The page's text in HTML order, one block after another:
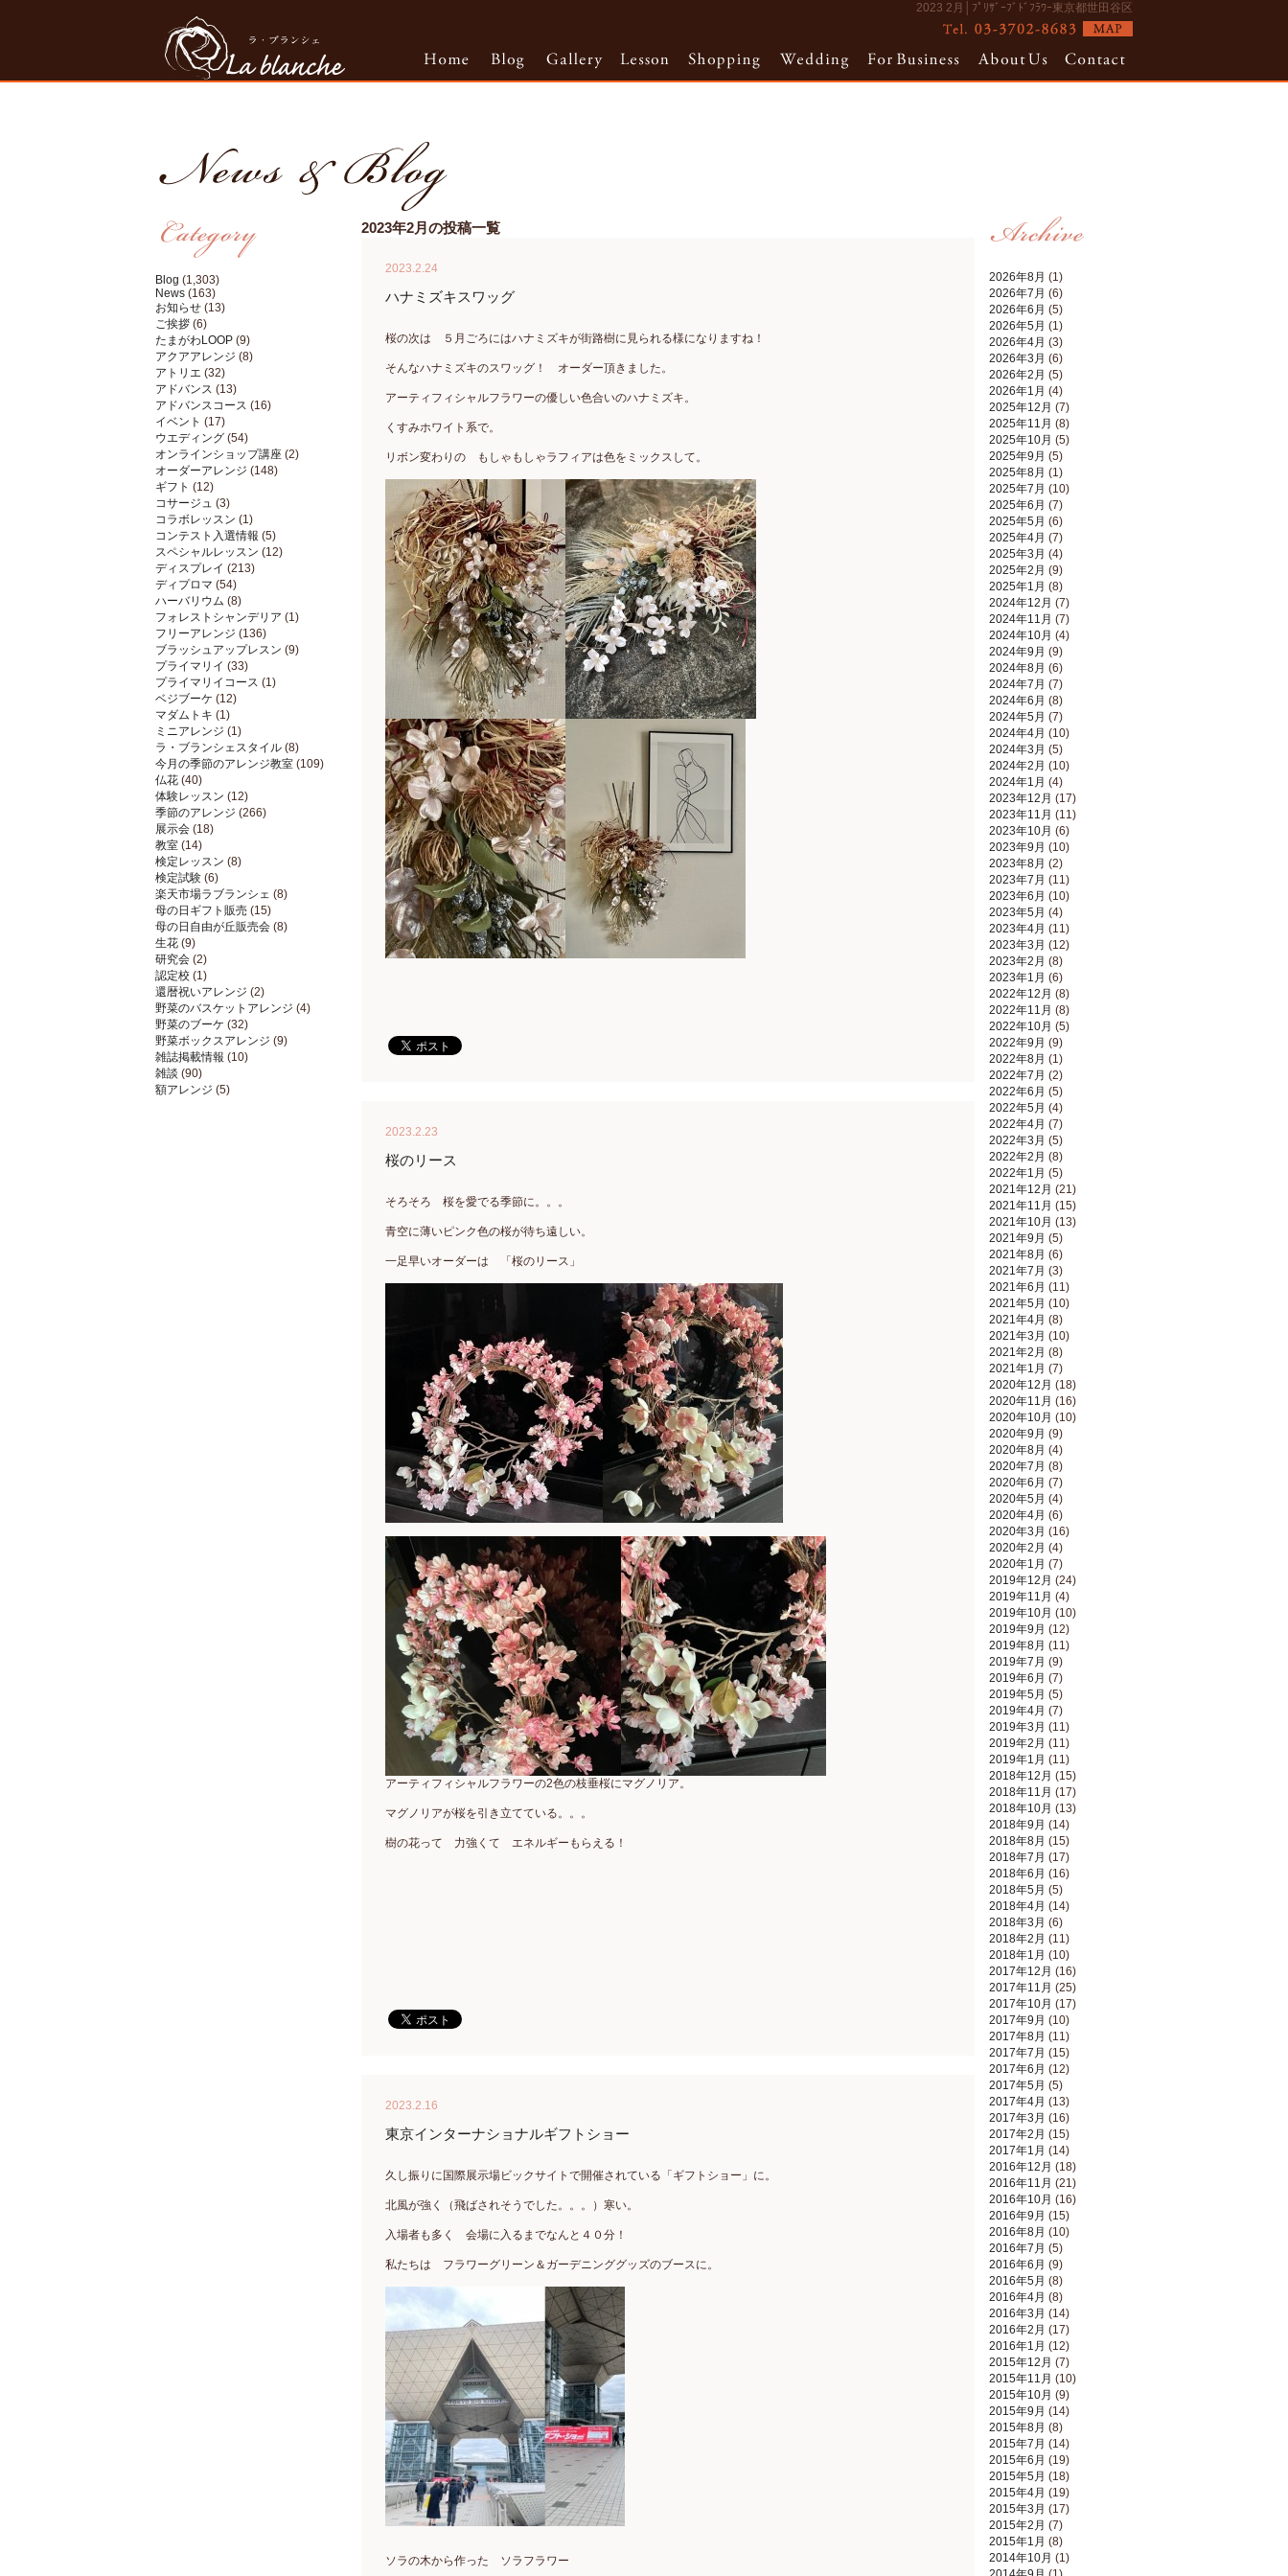
2023 2月│ﾌﾟﾘｻﾞｰﾌﾞﾄﾞﾌﾗﾜｰ東京都世田谷区
Blog (1,303)
News (163)
お知らせ (13)
ご挨拶 (6)
たまがわLOOP (9)
アクアアレンジ (8)
アトリエ (32)
アドバンス (13)
アドバンスコース (16)
イベント (17)
ウエディング (54)
オンラインショップ講座 (2)
オーダーアレンジ (148)
ギフト (12)
コサージュ (3)
コラボレッスン (1)
コンテスト入選情報 (5)
スペシャルレッスン (12)
ディスプレイ (213)
ディプロマ (54)
ハーバリウム (8)
フォレストシャンデリア (1)
フリーアレンジ (136)
ブラッシュアップレスン (9)
プライマリイ (33)
プライマリイコース (1)
ベジブーケ (12)
マダムトキ (1)
ミニアレンジ (1)
ラ・ブランシェスタイル (8)
今月の季節のアレンジ教室 (109)
仏花 (40)
体験レッスン (12)
季節のアレンジ (266)
展示会 (18)
教室 (14)
検定レッスン (8)
検定試験 (6)
楽天市場ラブランシェ (8)
母の日ギフト販売 (15)
母の日自由が丘販売会 (8)
生花 (9)
研究会 (2)
認定校 (1)
還暦祝いアレンジ (2)
野菜のバスケットアレンジ (4)
野菜のブーケ (32)
野菜ボックスアレンジ (9)
雑誌掲載情報 (10)
雑談 (90)
額アレンジ (5)
2026年8月 (1)
2026年7月 (6)
2026年6月 (5)
2026年5月 (1)
2026年4月 (3)
2026年3月 (6)
2026年2月 (5)
2026年1月 (4)
2025年12月 (7)
2025年11月 (8)
2025年10月 (5)
2025年9月 (5)
2025年8月 (1)
2025年7月 (10)
2025年6月 (7)
2025年5月 (6)
2025年4月 (7)
2025年3月 (4)
2025年2月 (9)
2025年1月 (8)
2024年12月 (7)
2024年11月 (7)
2024年10月 (4)
2024年9月 (9)
2024年8月 (6)
2024年7月 (7)
2024年6月 (8)
2024年5月 (7)
2024年4月 (10)
2024年3月 (5)
2024年2月 (10)
2024年1月 (4)
2023年12月 (17)
2023年11月 (11)
2023年10月 (6)
2023年9月 (10)
2023年8月 (2)
2023年7月 (11)
2023年6月 (10)
2023年5月 (4)
2023年4月 (11)
2023年3月 (12)
2023年2月 (8)
2023年1月 (6)
2022年12月 (8)
2022年11月 (8)
2022年10月 (5)
2022年9月 (9)
2022年8月 (1)
2022年7月 (2)
2022年6月 (5)
2022年5月 (4)
2022年4月 (7)
2022年3月 (5)
2022年2月 (8)
2022年1月 (5)
2021年12月 (21)
2021年11月 (15)
2021年10月 (13)
2021年9月 (5)
2021年8月 (6)
2021年7月 (3)
2021年6月 (11)
2021年5月 (10)
2021年4月 (8)
2021年3月 (10)
2021年2月 (8)
2021年1月 (7)
2020年12月 (18)
2020年11月 (16)
2020年10月 (10)
2020年9月 (9)
2020年8月 (4)
2020年7月 (8)
2020年6月 (7)
2020年5月 (4)
2020年4月 (6)
2020年3月 (16)
2020年2月 (4)
2020年1月 (7)
2019年12月 (24)
2019年11月 (4)
2019年10月 (10)
2019年9月 (12)
2019年8月 (11)
2019年7月 (9)
2019年6月 (7)
2019年5月 (5)
2019年4月 (7)
2019年3月 (11)
2019年2月 (11)
2019年1月 (11)
2018年12月 (15)
2018年11月 (17)
2018年10月 (13)
2018年9月 (14)
2018年8月 (15)
2018年7月 (17)
2018年6月 (16)
2018年5月 (5)
2018年4月 (14)
2018年3月 (6)
2018年2月 (11)
2018年1月 (10)
2017年12月 (16)
2017年11月 (25)
2017年10月 (17)
2017年9月 (10)
2017年8月 (11)
2017年7月 (15)
2017年6月 (12)
2017年5月 (5)
2017年4月 (13)
2017年3月 (16)
2017年2月 (15)
2017年1月 (14)
2016年12月 (18)
2016年11月 (21)
2016年10月 (16)
2016年9月 (15)
2016年8月 (10)
2016年7月 (5)
2016年6月 (9)
2016年5月 (8)
2016年4月 (8)
2016年3月 (14)
2016年2月 (17)
2016年1月 (12)
2015年12月 (7)
2015年11月 (10)
2015年10月 (9)
2015年9月 (14)
2015年8月 (8)
2015年7月 (14)
2015年6月 (19)
2015年5月 (18)
2015年4月 (19)
2015年3月 (17)
2015年2月 (7)
2015年1月 (8)
2014年10月 (1)
2023年2月の投稿一覧
2023.2.24
ハナミズキスワッグ
桜の次は ５月ごろにはハナミズキが街路樹に見られる様になりますね！
そんなハナミズキのスワッグ！ オーダー頂きました。
アーティフィシャルフラワーの優しい色合いのハナミズキ。
くすみホワイト系で。
リボン変わりの もしゃもしゃラフィアは色をミックスして。
2023.2.23
桜のリース
そろそろ 桜を愛でる季節に。。。
青空に薄いピンク色の桜が待ち遠しい。
一足早いオーダーは 「桜のリース」
アーティフィシャルフラワーの2色の枝垂桜にマグノリア。
マグノリアが桜を引き立てている。。。
樹の花って 力強くて エネルギーもらえる！
2023.2.16
東京インターナショナルギフトショー
久し振りに国際展示場ビックサイトで開催されている「ギフトショー」に。
北風が強く（飛ばされそうでした。。。）寒い。
入場者も多く 会場に入るまでなんと４０分！
私たちは フラワーグリーン＆ガーデニンググッズのブースに。
ソラの木から作った ソラフラワー